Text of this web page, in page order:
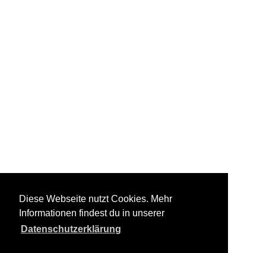
Diese Webseite nutzt Cookies. Mehr
Informationen findest du in unserer
Datenschutzerklärung